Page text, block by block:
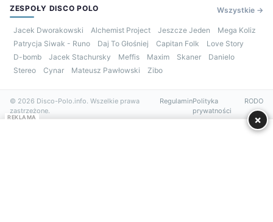
ZESPOŁY DISCO POLO Wszystkie →
Jacek Dworakowski Alchemist Project Jeszcze Jeden
Mega Koliz
Patrycja Siwak - Runo
Daj To Głośniej Capitan Folk
Love Story
D-bomb
Jacek Stachursky Meffis Maxim Skaner
Danielo
Stereo
Cynar Mateusz Pawłowski Zibo
© 2026 Disco-Polo.info. Wszelkie prawa
zastrzeżone.
RegulaminPolityka
prywatności
RODO
REKLAMA ×